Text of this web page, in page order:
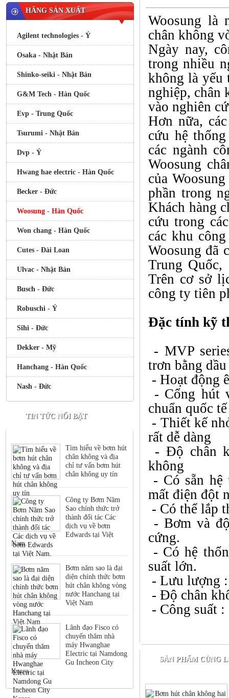
HÃNG SẢN XUẤT
Agilent technologies - Ý
Osaka - Nhật Bản
Shinko-seiki - Nhật Bản
G&M Tech - Hàn Quốc
Evp - Trung Quốc
Tsurumi - Nhật Bản
Dvp - Ý
Hwang hae electric - Hàn Quốc
Becker - Đức
Woosung - Hàn Quốc
Won chang - Hàn Quốc
Cutes - Đài Loan
Ulvac - Nhật Bản
Busch - Đức
Robuschi - Ý
Sihi - Đức
Dekker - Mỹ
Hanchang - Hàn Quốc
Nash - Đức
TIN TỨC NỔI BẬT
Tìm hiểu về bơm hút
chân không và địa
chỉ tư vấn bơm hút
chân không uy tín
Công ty Bơm Năm
Sao chính thức trở
thành đối tác Các
dịch vụ về bơm
Edwards tại Việt
Nam.
Bơm năm sao là đại
diện chính thức bơm
hút chân không vòng
nước Hanchang tại
Việt Nam
Lãnh đạo Fisco có
chuyến thăm nhà
máy Hwanghae
Electric tại Namdong
Gu Incheon City
Korea
Woosung là
chân không
Ngày nay,
trong nhiều
không là yếu
nghiệp, chân
vào nghiên
Hơn nữa,
cứu hệ
các ngành
Woosung
của
phần trong
Khách hàng
cứu trong
các khu
Woosung đã
Trung
Trên cơ sở
công ty tiên
Đặc tính kỹ
- MVP
trơn bằng
- Hoạt động
- Cổng hút
chuẩn quốc tế
- Thiết kế
rất dễ dàng
- Độ chân
không
- Có sẵn hệ
mất điện đột
- Có thể lắp
- Bơm và
cứng.
- Có hệ
suất lớn.
- Lưu lượng
- Độ chân
- Công suất
SẢN PHẨM CÙNG